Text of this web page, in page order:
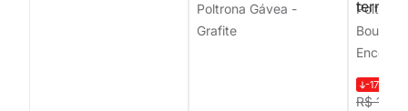
Poltrona Gávea -
Grafite
Boucle
Encosto
R$
-17%